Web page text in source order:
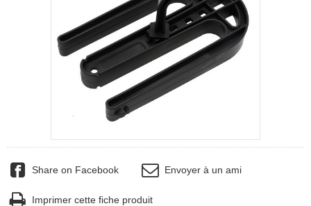
Share on Facebook Envoyer à un ami
Imprimer cette fiche produit